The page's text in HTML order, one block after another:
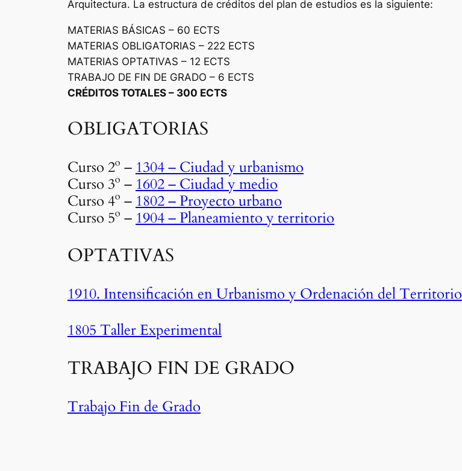
Arquitectura. La estructura de créditos del plan de estudios es la siguiente:
MATERIAS BÁSICAS – 60 ECTS
MATERIAS OBLIGATORIAS – 222 ECTS
MATERIAS OPTATIVAS – 12 ECTS
TRABAJO DE FIN DE GRADO – 6 ECTS
CRÉDITOS TOTALES – 300 ECTS
OBLIGATORIAS
Curso 2º – 1304 – Ciudad y urbanismo
Curso 3º – 1602 – Ciudad y medio
Curso 4º – 1802 – Proyecto urbano
Curso 5º – 1904 – Planeamiento y territorio
OPTATIVAS
1910. Intensificación en Urbanismo y Ordenación del Territorio
1805 Taller Experimental
TRABAJO FIN DE GRADO
Trabajo Fin de Grado